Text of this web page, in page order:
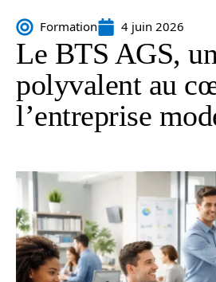
Formation 4 juin 2026
Le BTS AGS,
polyvalent au
l’entreprise